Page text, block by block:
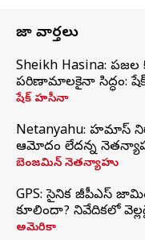
తాజా వార్తలు
Sheikh Hasina:
పరిణామాలకైనా సిద్ధం:
షేక్ హసీనా
Netanyahu: హమాస్
ఆమోదం లేదన్న
బెంజమిన్ నెతన్యాహు
GPS: సైనిక జీపీఎస్
కూలిందా? నివేదికలో
అమెరికా